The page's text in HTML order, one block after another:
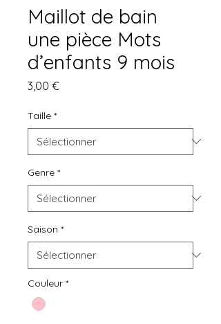
Maillot de bain
une pièce Mots
d’enfants 9 mois
3,00 €Prix
Taille *
Genre *
Saison *
Couleur *